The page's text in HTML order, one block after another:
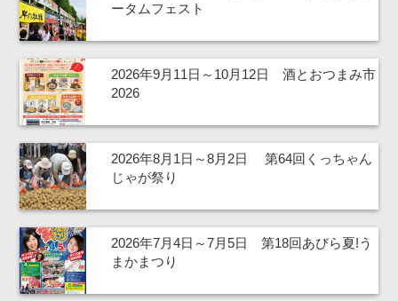
ータムフェスト
2026年9月11日～10月12日 酒とおつまみ市
2026
2026年8月1日～8月2日 第64回くっちゃん
じゃが祭り
2026年7月4日～7月5日 第18回あびら夏!う
まかまつり